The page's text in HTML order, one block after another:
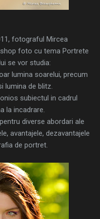
fotograful Mircea
foto cu tema Portrete
se vor studia:
lumina soarelui, precum
lumina de blitz.
subiectul in cadrul
la incadrare.
diverse abordari ale
avantajele, dezavantajele
de portret.